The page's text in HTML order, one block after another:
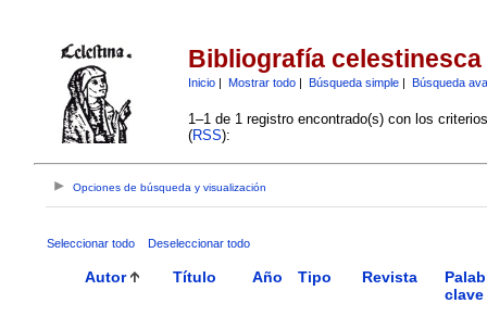
Bibliografía celestinesca
Inicio| Mostrar todo| Búsqueda simple| Búsqueda
1–1 de 1 registro encontrado(s) con los
(RSS):
Opciones de búsqueda y visualización
Seleccionar todo Deseleccionar todo
Autor Título Año Tipo Revista
clave